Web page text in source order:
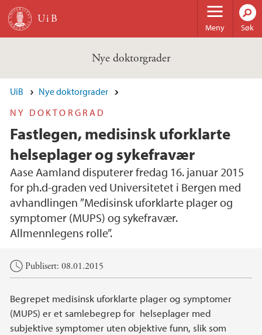
Hopp til hovedinnhold
Meny Søk
Nye doktorgrader
UiB
Nye doktorgrader
NY DOKTORGRAD
Fastlegen, medisinsk uforklarte
helseplager og sykefravær
Aase Aamland disputerer fredag 16. januar 2015
for ph.d-graden ved Universitetet i Bergen med
avhandlingen ”Medisinsk uforklarte plager og
symptomer (MUPS) og sykefravær.
Allmennlegens rolle”.
Hovedinnhold
Publisert: 08.01.2015
Begrepet medisinsk uforklarte plager og symptomer
(MUPS) er et samlebegrep for helseplager med
subjektive symptomer uten objektive funn, slik som